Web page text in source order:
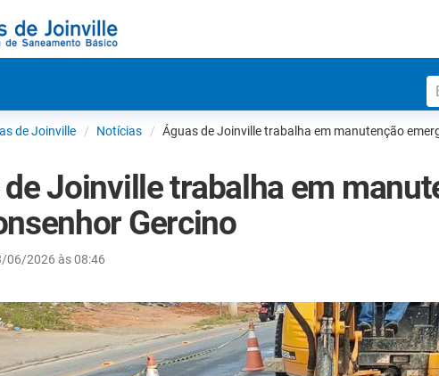
de Joinville Notícias Águas de Joinville trabalha em manutenção
Joinville trabalha em
Gercino
06/2026 às 08:46